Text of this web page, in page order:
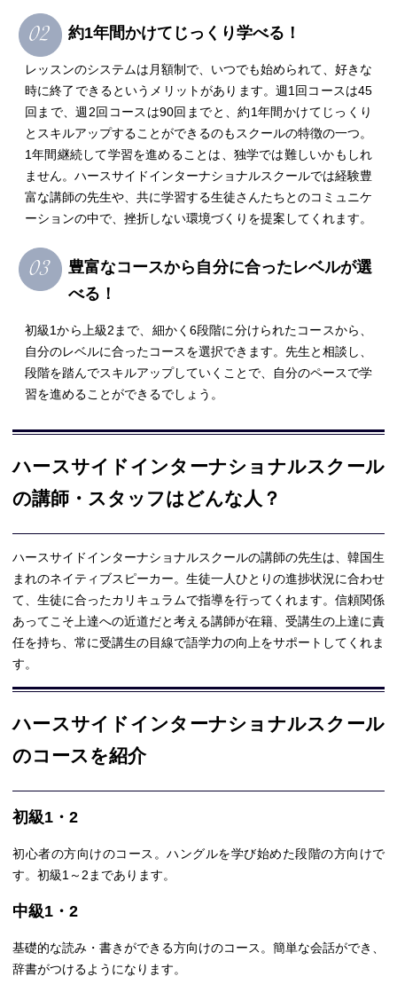
約1年間かけてじっくり学べる！
レッスンのシステムは月額制で、いつでも始められて、好きな
時に終了できるというメリットがあります。週1回コースは45
回まで、週2回コースは90回までと、約1年間かけてじっくり
とスキルアップすることができるのもスクールの特徴の一つ。
1年間継続して学習を進めることは、独学では難しいかもしれ
ません。ハースサイドインターナショナルスクールでは経験豊
富な講師の先生や、共に学習する生徒さんたちとのコミュニケ
ーションの中で、挫折しない環境づくりを提案してくれます。
豊富なコースから自分に合ったレベルが選
べる！
初級1から上級2まで、細かく6段階に分けられたコースから、
自分のレベルに合ったコースを選択できます。先生と相談し、
段階を踏んでスキルアップしていくことで、自分のペースで学
習を進めることができるでしょう。
ハースサイドインターナショナルスクール
の講師・スタッフはどんな人？
ハースサイドインターナショナルスクールの講師の先生は、韓国生
まれのネイティブスピーカー。生徒一人ひとりの進捗状況に合わせ
て、生徒に合ったカリキュラムで指導を行ってくれます。信頼関係
あってこそ上達への近道だと考える講師が在籍、受講生の上達に責
任を持ち、常に受講生の目線で語学力の向上をサポートしてくれま
す。
ハースサイドインターナショナルスクール
のコースを紹介
初級1・2
初心者の方向けのコース。ハングルを学び始めた段階の方向けで
す。初級1～2まであります。
中級1・2
基礎的な読み・書きができる方向けのコース。簡単な会話ができ、
辞書がつけるようになります。